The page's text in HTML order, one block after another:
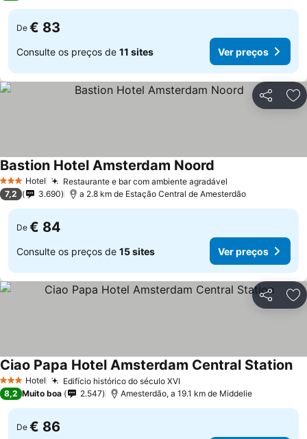
De € 83
Consulte os preços de 11 sites Ver preços
Partilhar
3 EstrelasHotel Restaurante e bar com ambiente agradável
Bastion Hotel Amsterdam Noord
7,2 3.690 a 2.8 km de Estação Central de Amesterdão
De € 84
Consulte os preços de 15 sites Ver preços
Partilhar
3 EstrelasHotel Edifício histórico do século XVI
Ciao Papa Hotel Amsterdam Central Station
8,2 Muito boa 2.547 Amesterdão, a 19.1 km de Middelie
De € 86